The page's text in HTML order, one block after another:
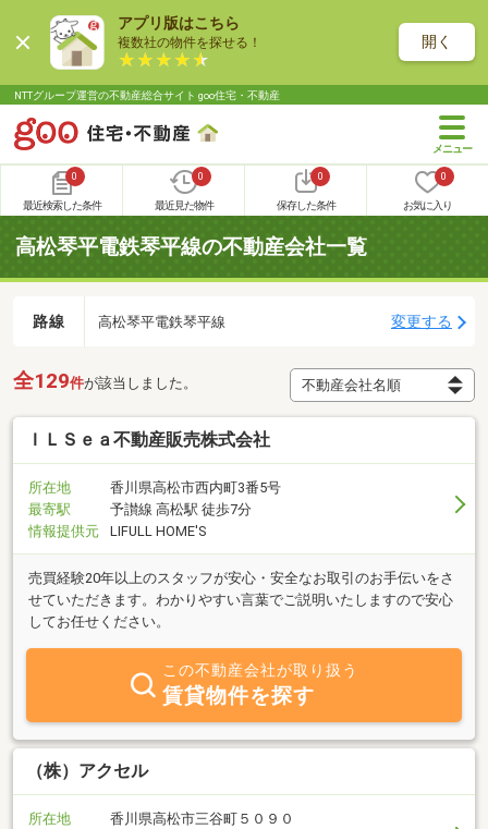
アプリ版はこちら
複数社の物件を探せる！ 開く
NTTグループ運営の不動産総合サイト goo住宅・不動産
0
最近検索した条件
0
最近見た物件
0
保存した条件
0
お気に入り
高松琴平電鉄琴平線の不動産会社一覧
路線 高松琴平電鉄琴平線 変更する
全129件が該当しました。
ＩＬＳｅａ不動産販売株式会社
所在地
香川県高松市西内町3番5号
最寄駅
予讃線 高松駅 徒歩7分
情報提供元
LIFULL HOME'S
売買経験20年以上のスタッフが安心・安全なお取引のお手伝いをさ
せていただきます。わかりやすい言葉でご説明いたしますので安心
してお任せください。
この不動産会社が取り扱う
賃貸物件を探す
（株）アクセル
所在地
香川県高松市三谷町５０９０